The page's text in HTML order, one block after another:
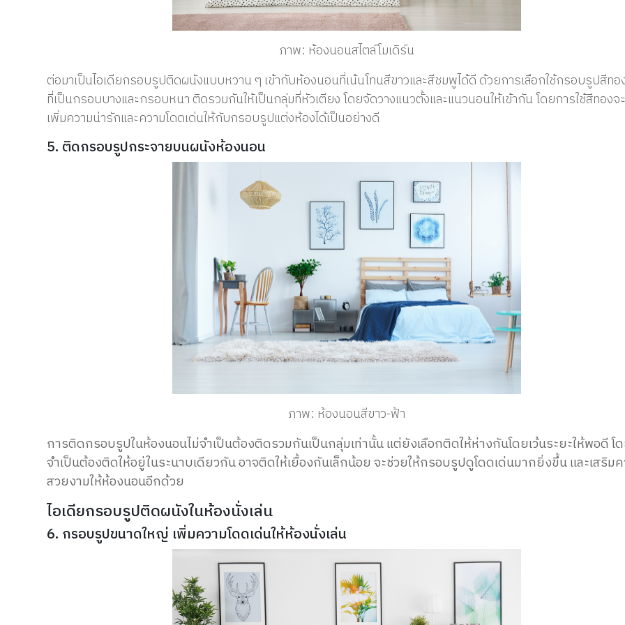
ภาพ: ห้องนอนสไตล์โมเดิร์น
ต่อมาเป็นไอเดียกรอบรูปติดผนังแบบหวาน ๆ เข้ากับห้องนอนที่เน้นโทนสีขาวและสีชมพูได้ดี ด้วยการเลือกใช้กรอบรูปสีทอ
ที่เป็นกรอบบางและกรอบหนา ติดรวมกันให้เป็นกลุ่มที่หัวเตียง โดยจัดวางแนวตั้งและแนวนอนให้เข้ากัน โดยการใช้สีทองจ
เพิ่มความน่ารักและความโดดเด่นให้กับกรอบรูปแต่งห้องได้เป็นอย่างดี
5. ติดกรอบรูปกระจายบนผนังห้องนอน
ภาพ: ห้องนอนสีขาว-ฟ้า
การติดกรอบรูปในห้องนอนไม่จำเป็นต้องติดรวมกันเป็นกลุ่มเท่านั้น แต่ยังเลือกติดให้ห่างกันโดยเว้นระยะให้พอดี โ
จำเป็นต้องติดให้อยู่ในระนาบเดียวกัน อาจติดให้เยื้องกันเล็กน้อย จะช่วยให้กรอบรูปดูโดดเด่นมากยิ่งขึ้น และเสริม
สวยงามให้ห้องนอนอีกด้วย
ไอเดียกรอบรูปติดผนังในห้องนั่งเล่น
6. กรอบรูปขนาดใหญ่ เพิ่มความโดดเด่นให้ห้องนั่งเล่น